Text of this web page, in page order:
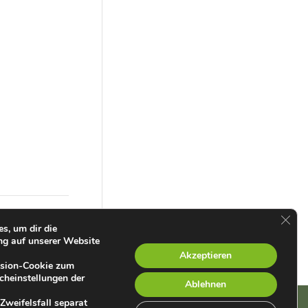
– Ungarn
um dir die
auf unserer Website
Cookie zum
der
separat
Akzeptieren
Ablehnen